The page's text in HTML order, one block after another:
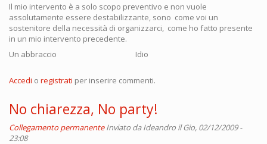
Il mio intervento è a solo scopo preventivo e non vuole
assolutamente essere destabilizzante, sono come voi un
sostenitore della necessità di organizzarci, come ho fatto presente
in un mio intervento precedente.
Un abbraccio Idio
Accedi o registrati per inserire commenti.
No chiarezza, No party!
Collegamento permanente Inviato daIdeandro il Gio, 02/12/2009 -
23:08